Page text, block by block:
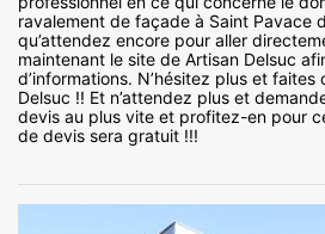
ravalement de façade à Saint Pavace
qu’attendez encore pour aller
maintenant le site de Artisan Delsuc
d’informations. N’hésitez plus et
Delsuc !! Et n’attendez plus et
devis au plus vite et profitez-en pour
de devis sera gratuit !!!